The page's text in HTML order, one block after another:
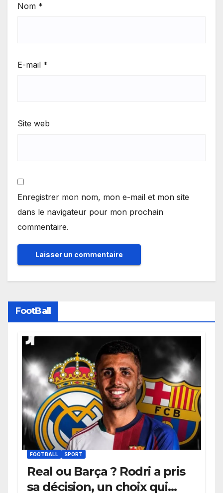
Nom *
E-mail *
Site web
Enregistrer mon nom, mon e-mail et mon site
dans le navigateur pour mon prochain
commentaire.
FootBall
FOOTBALL SPORT
Real ou Barça ? Rodri a pris
sa décision, un choix qui